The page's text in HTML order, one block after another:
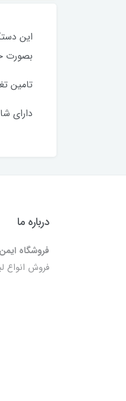
این
بصورت
تامین تغذیه دتکتور با ۴
دارای
درباره ما
فروشگاه
فروش انواع